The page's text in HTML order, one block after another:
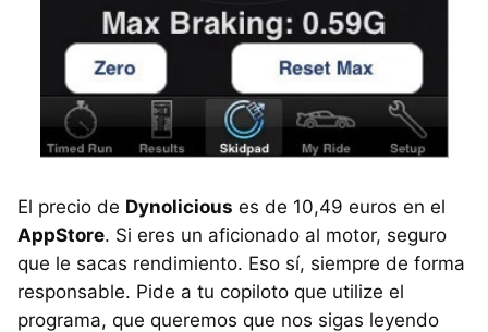
El precio de Dynolicious es de 10,49 euros en el
AppStore. Si eres un aficionado al motor, seguro
que le sacas rendimiento. Eso sí, siempre de forma
responsable. Pide a tu copiloto que utilize el
programa, que queremos que nos sigas leyendo